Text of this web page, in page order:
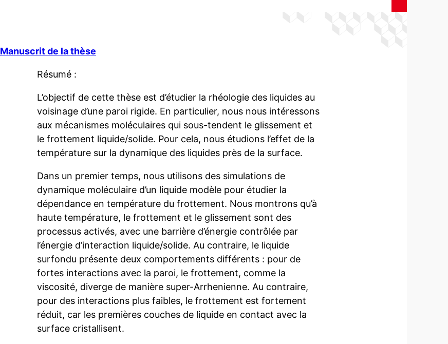
Manuscrit de la thèse
Résumé :
L’objectif de cette thèse est d’étudier la rhéologie des liquides au
voisinage d’une paroi rigide. En particulier, nous nous intéressons
aux mécanismes moléculaires qui sous-tendent le glissement et
le frottement liquide/solide. Pour cela, nous étudions l’effet de la
température sur la dynamique des liquides près de la surface.
Dans un premier temps, nous utilisons des simulations de
dynamique moléculaire d’un liquide modèle pour étudier la
dépendance en température du frottement. Nous montrons qu’à
haute température, le frottement et le glissement sont des
processus activés, avec une barrière d’énergie contrôlée par
l’énergie d’interaction liquide/solide. Au contraire, le liquide
surfondu présente deux comportements différents : pour de
fortes interactions avec la paroi, le frottement, comme la
viscosité, diverge de manière super-Arrhenienne. Au contraire,
pour des interactions plus faibles, le frottement est fortement
réduit, car les premières couches de liquide en contact avec la
surface cristallisent.